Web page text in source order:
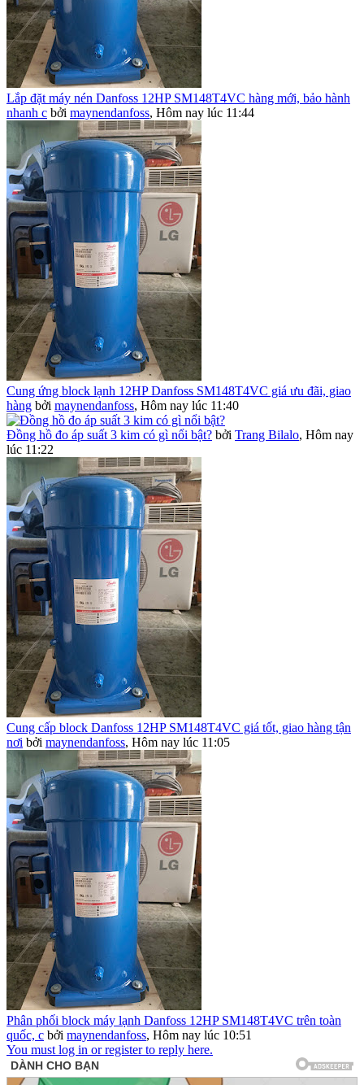
Lắp đặt máy nén Danfoss 12HP SM148T4VC hàng mới, bảo hành
nhanh c bởi maynendanfoss, Hôm nay lúc 11:44
Cung ứng block lạnh 12HP Danfoss SM148T4VC giá ưu đãi, giao
hàng bởi maynendanfoss, Hôm nay lúc 11:40
Đồng hồ đo áp suất 3 kim có gì nổi bật? bởi Trang Bilalo, Hôm nay
lúc 11:22
Cung cấp block Danfoss 12HP SM148T4VC giá tốt, giao hàng tận
nơi bởi maynendanfoss, Hôm nay lúc 11:05
Phân phối block máy lạnh Danfoss 12HP SM148T4VC trên toàn
quốc, c bởi maynendanfoss, Hôm nay lúc 10:51
You must log in or register to reply here.